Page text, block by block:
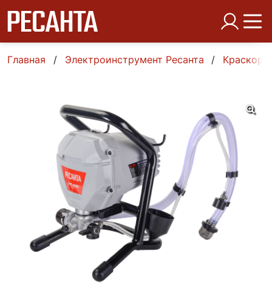
Главная Электроинструмент Ресанта